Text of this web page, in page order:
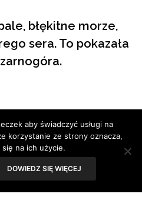
błękitne morze,
sera. To pokazała
aby świadczyć usługi na
korzystanie ze strony oznacza,
się na ich użycie.
DOWIEDZ SIĘ WIĘCEJ